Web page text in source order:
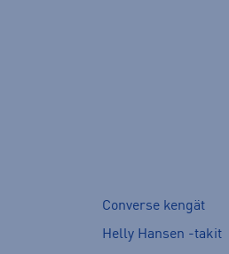
Converse kengät
Helly Hansen -takit